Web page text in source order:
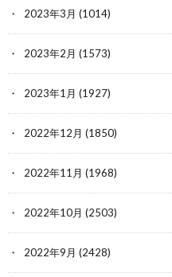
2023年3月 (1014)
2023年2月 (1573)
2023年1月 (1927)
2022年12月 (1850)
2022年11月 (1968)
2022年10月 (2503)
2022年9月 (2428)